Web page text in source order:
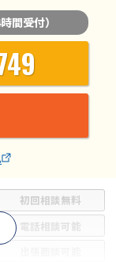
初回相談無料
電話相談可能
間受付）